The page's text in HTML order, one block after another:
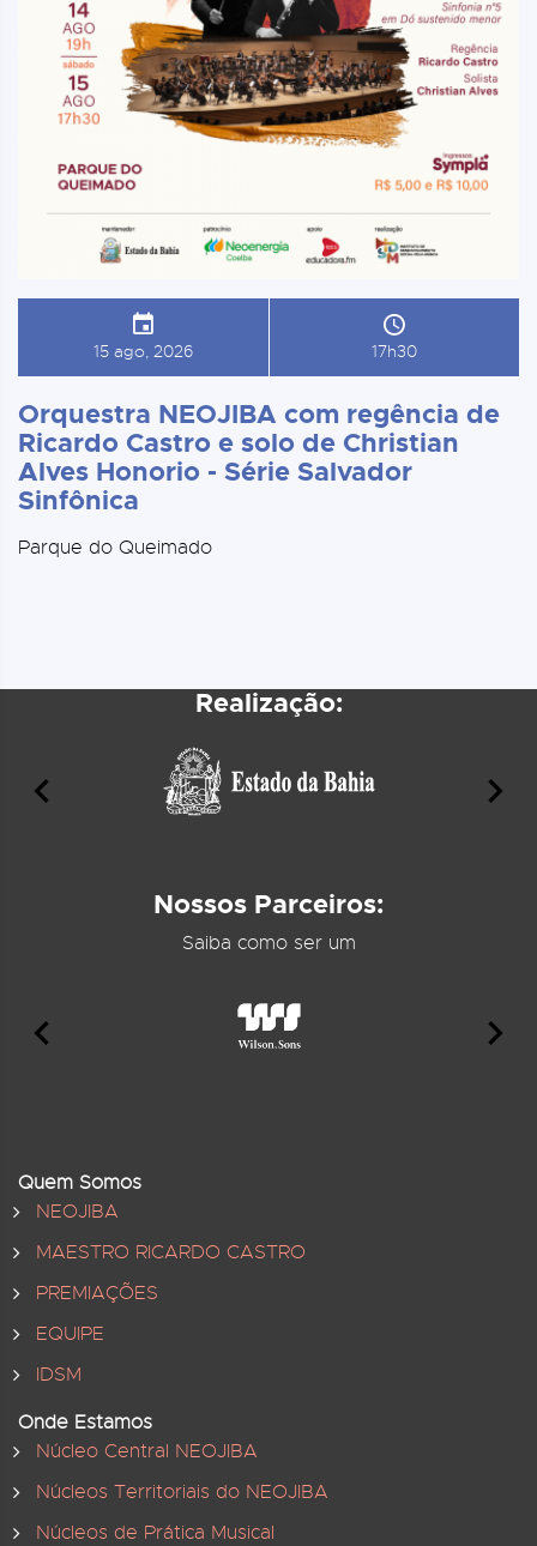
15 ago, 2026 17h30
Orquestra NEOJIBA com regência de
Ricardo Castro e solo de Christian
Alves Honorio - Série Salvador
Sinfônica
Parque do Queimado
Realização:
Nossos Parceiros:
Saiba como ser um
Quem Somos
NEOJIBA
MAESTRO RICARDO CASTRO
PREMIAÇÕES
EQUIPE
IDSM
Onde Estamos
Núcleo Central NEOJIBA
Núcleos Territoriais do NEOJIBA
Núcleos de Prática Musical